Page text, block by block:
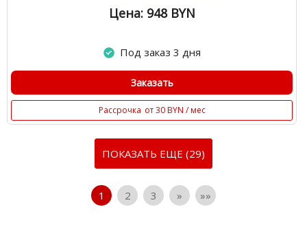
Цена: 948 BYN
Под заказ 3 дня
Заказать
Рассрочка от 30 BYN / мес
ПОКАЗАТЬ ЕЩЕ (29)
1 2 3 » »»